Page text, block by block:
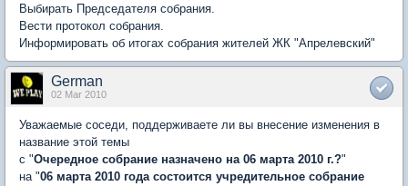
Выбирать Председателя собрания.
Вести протокол собрания.
Информировать об итогах собрания жителей ЖК "Апрелевский"
German
02 Mar 2010
Уважаемые соседи, поддерживаете ли вы внесение изменения в
название этой темы
с "Очередное собрание назначено на 06 марта 2010 г.?"
на "06 марта 2010 года состоится учредительное собрание